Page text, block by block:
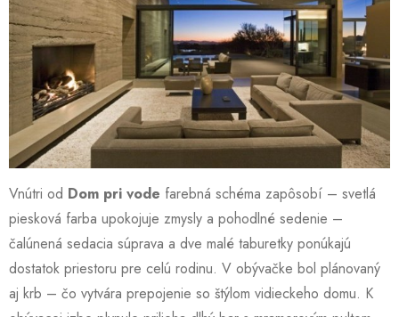
Vnútri od Dom pri vode farebná schéma zapôsobí – svetlá
piesková farba upokojuje zmysly a pohodlné sedenie –
čalúnená sedacia súprava a dve malé taburetky ponúkajú
dostatok priestoru pre celú rodinu. V obývačke bol plánovaný
aj krb – čo vytvára prepojenie so štýlom vidieckeho domu. K